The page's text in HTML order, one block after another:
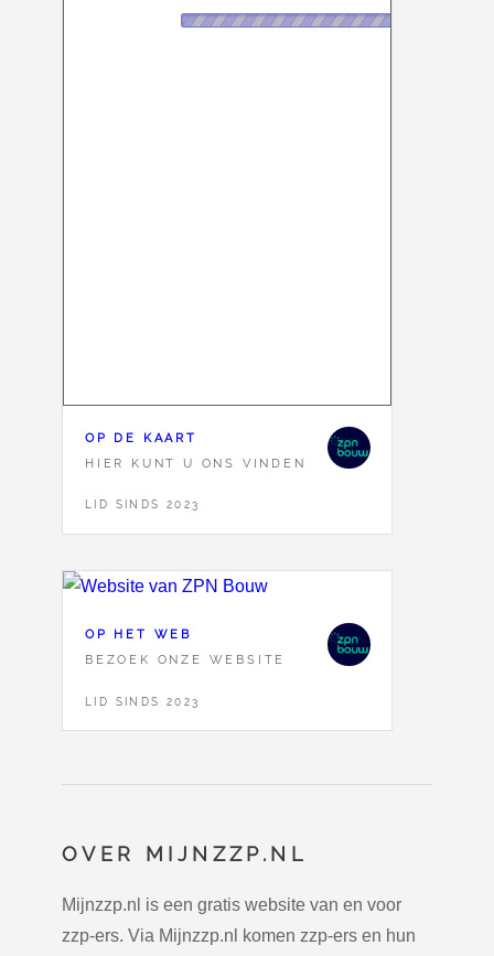
OP DE KAART
HIER KUNT U ONS VINDEN
LID SINDS 2023
OP HET WEB
BEZOEK ONZE WEBSITE
LID SINDS 2023
OVER MIJNZZP.NL
Mijnzzp.nl is een gratis website van en voor
zzp-ers. Via Mijnzzp.nl komen zzp-ers en hun